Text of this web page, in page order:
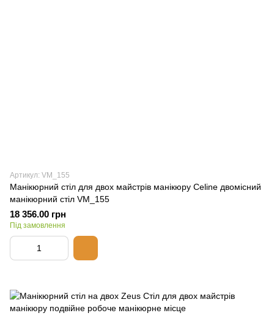
Артикул: VM_155
Манікюрний стіл для двох майстрів манікюру Celine двомісний
манікюрний стіл VM_155
18 356.00 грн
Під замовлення